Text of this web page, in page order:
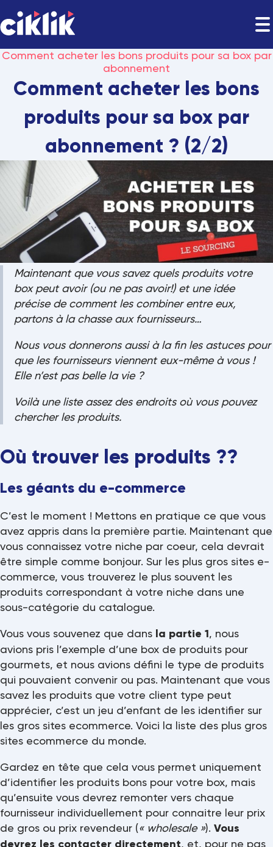
Comment acheter les bons produits pour sa box par
abonnement
Comment acheter les bons
produits pour sa box par
abonnement ? (2/2)
Maintenant que vous savez quels produits votre
box peut avoir (ou ne pas avoir!) et une idée
précise de comment les combiner entre eux,
partons à la chasse aux fournisseurs…
Nous vous donnerons aussi à la fin les astuces pour
que les fournisseurs viennent eux-même à vous !
Elle n’est pas belle la vie ?
Voilà une liste assez des endroits où vous pouvez
chercher les produits.
Où trouver les produits ??
Les géants du e-commerce
C’est le moment ! Mettons en pratique ce que vous
avez appris dans la première partie. Maintenant que
vous connaissez votre niche par coeur, cela devrait
être simple comme bonjour. Sur les plus gros sites e-
commerce, vous trouverez le plus souvent les
produits correspondant à votre niche dans une
sous-catégorie du catalogue.
Vous vous souvenez que dans la partie 1, nous
avions pris l’exemple d’une box de produits pour
gourmets, et nous avions défini le type de produits
qui pouvaient convenir ou pas. Maintenant que vous
savez les produits que votre client type peut
apprécier, c’est un jeu d’enfant de les identifier sur
les gros sites ecommerce. Voici la liste des plus gros
sites ecommerce du monde.
Gardez en tête que cela vous permet uniquement
d’identifier les produits bons pour votre box, mais
qu’ensuite vous devrez remonter vers chaque
fournisseur individuellement pour connaitre leur prix
de gros ou prix revendeur (« wholesale »). Vous
devrez les contacter directement, et, pour ne pas